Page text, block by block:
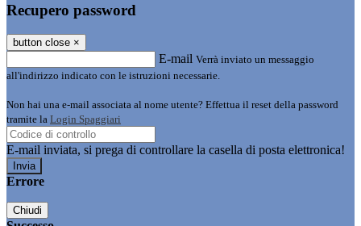
Recupero password
button close ×
E-mail Verrà inviato un messaggio
all'indirizzo indicato con le istruzioni necessarie.
Non hai una e-mail associata al nome utente? Effettua il reset della password
tramite la Login Spaggiari
E-mail inviata, si prega di controllare la casella di posta elettronica!
Errore
Chiudi